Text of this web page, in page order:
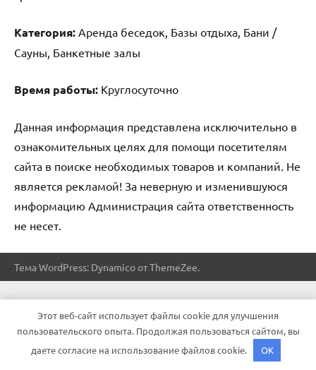
Категория: Аренда беседок, Базы отдыха, Бани /
Сауны, Банкетные залы
Время работы: Круглосуточно
Данная информация представлена исключительно в
ознакомительных целях для помощи посетителям
сайта в поиске необходимых товаров и компаний. Не
является рекламой! За неверную и изменившуюся
информацию Администрация сайта ответственность
не несет.
Тема WordPress: Dynamico от ThemeZee.
Этот веб-сайт использует файлы cookie для улучшения
пользовательского опыта. Продолжая пользоваться сайтом, вы
даете согласие на использование файлов cookie.
OK